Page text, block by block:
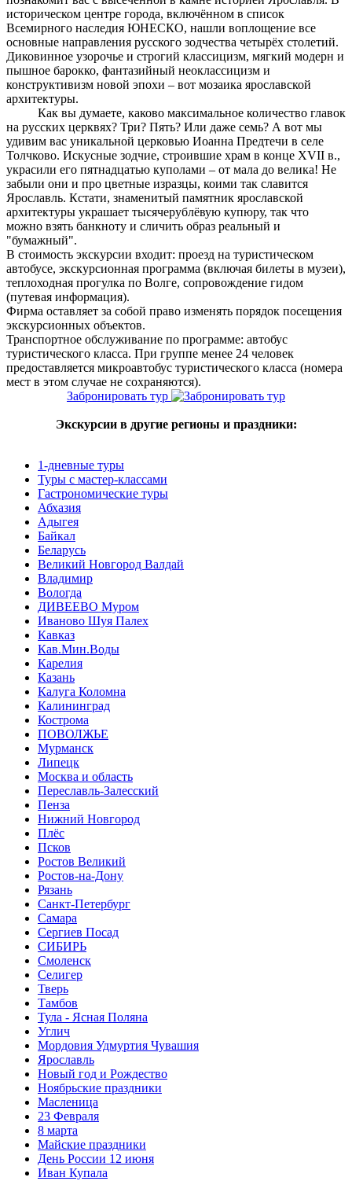
историческом центре города, включённом в список
Всемирного наследия ЮНЕСКО, нашли воплощение все
основные направления русского зодчества четырёх столетий.
Диковинное узорочье и строгий классицизм, мягкий модерн и
пышное барокко, фантазийный неоклассицизм и
конструктивизм новой эпохи – вот мозаика ярославской
архитектуры.
Как вы думаете, каково максимальное количество главок
на русских церквях? Три? Пять? Или даже семь? А вот мы
удивим вас уникальной церковью Иоанна Предтечи в селе
Толчково. Искусные зодчие, строившие храм в конце XVII в.,
украсили его пятнадцатью куполами – от мала до велика! Не
забыли они и про цветные изразцы, коими так славится
Ярославль. Кстати, знаменитый памятник ярославской
архитектуры украшает тысячерублёвую купюру, так что
можно взять банкноту и сличить образ реальный и
"бумажный".
В стоимость экскурсии входит: проезд на туристическом
автобусе, экскурсионная программа (включая билеты в музеи),
теплоходная прогулка по Волге, сопровождение гидом
(путевая информация).
Фирма оставляет за собой право изменять порядок посещения
экскурсионных объектов.
Транспортное обслуживание по программе: автобус
туристического класса. При группе менее 24 человек
предоставляется микроавтобус туристического класса (номера
мест в этом случае не сохраняются).
Забронировать тур
Экскурсии в другие регионы и праздники:
1-дневные туры
Туры с мастер-классами
Гастрономические туры
Абхазия
Адыгея
Байкал
Беларусь
Великий Новгород Валдай
Владимир
Вологда
ДИВЕЕВО Муром
Иваново Шуя Палех
Кавказ
Кав.Мин.Воды
Карелия
Казань
Калуга Коломна
Калининград
Кострома
ПОВОЛЖЬЕ
Мурманск
Липецк
Москва и область
Переславль-Залесский
Пенза
Нижний Новгород
Плёс
Псков
Ростов Великий
Ростов-на-Дону
Рязань
Санкт-Петербург
Самара
Сергиев Посад
СИБИРЬ
Смоленск
Селигер
Тверь
Тамбов
Тула - Ясная Поляна
Углич
Мордовия Удмуртия Чувашия
Ярославль
Новый год и Рождество
Ноябрьские праздники
Масленица
23 Февраля
8 марта
Майские праздники
День России 12 июня
Иван Купала